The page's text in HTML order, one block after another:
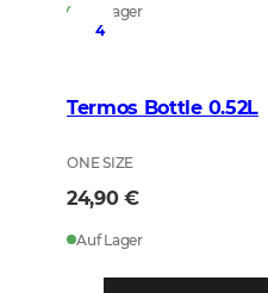
Auf Lager
4
Termos Bottle 0.52L
ONE SIZE
24,90 €
Auf Lager